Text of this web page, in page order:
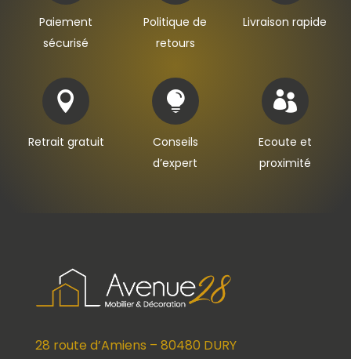
Paiement
sécurisé
Politique de
retours
Livraison rapide

Retrait gratuit

Conseils
d’expert

Ecoute et
proximité
28 route d’Amiens – 80480 DURY